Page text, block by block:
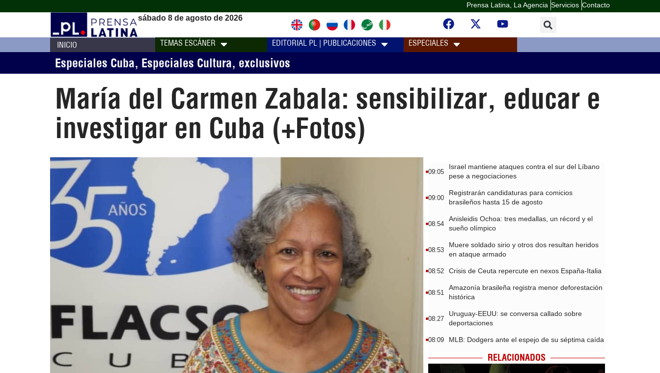
Prensa Latina, La Agencia Servicios Contacto
sábado 8 de agosto de 2026
INICIO TEMAS ESCÁNER EDITORIAL PL | PUBLICACIONES ESPECIALES
Especiales Cuba, Especiales Cultura, exclusivos
María del Carmen Zabala: sensibilizar, educar e
investigar en Cuba (+Fotos)
09:05
Israel mantiene ataques contra el sur del Líbano
pese a negociaciones
09:00
Registrarán candidaturas para comicios
brasileños hasta 15 de agosto
08:54
Anisleidis Ochoa: tres medallas, un récord y el
sueño olímpico
08:53
Muere soldado sirio y otros dos resultan heridos
en ataque armado
08:52 Crisis de Ceuta repercute en nexos España-Italia
08:51
Amazonía brasileña registra menor deforestación
histórica
08:27
Uruguay-EEUU: se conversa callado sobre
deportaciones
08:09 MLB: Dodgers ante el espejo de su séptima caída
RELACIONADOS